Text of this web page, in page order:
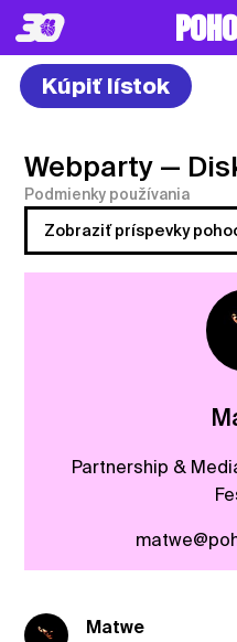
Kúpiť lístok
Webparty —
Podmienky používania
Zobraziť príspevky
Partnership &
Matwe